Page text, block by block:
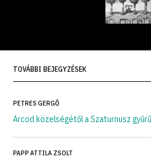
TOVÁBBI BEJEGYZÉSEK
PETRES GERGŐ
Arcod közelségétől a Szaturnusz
PAPP ATTILA ZSOLT